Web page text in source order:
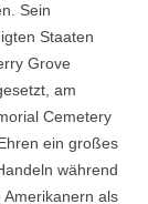
Sein
Staaten
Grove
am
Cemetery
ein großes
während
als